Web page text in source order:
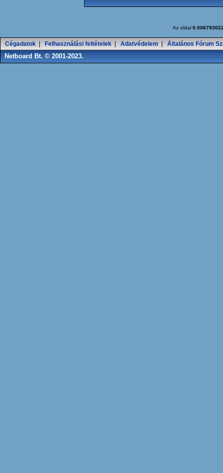
Az oldal
Cégadatok Felhasználási feltételek Adatvédelem Általános Fórum
Netboard Bt. © 2001-2023.